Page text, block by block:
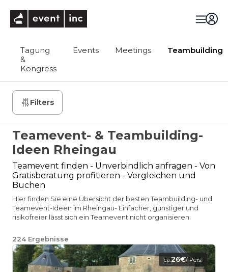
Tagung
&
Kongress
Events Meetings Teambuilding
Filters
Teamevent- & Teambuilding-
Ideen Rheingau
Teamevent finden - Unverbindlich anfragen - Von
Gratisberatung profitieren - Vergleichen und
Buchen
Hier finden Sie eine Übersicht der besten Teambuilding- und
Teamevent-Ideen im Rheingau- Einfacher, günstiger und
risikofreier lässt sich ein Teamevent nicht organisieren.
224 Ergebnisse
ca.26€/ Pers.